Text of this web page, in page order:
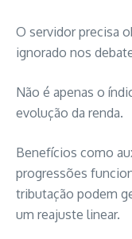
O servidor precisa
ignorado nos
Não é apenas o
evolução da renda.
Benefícios como
progressões
tributação podem
um reajuste linear.